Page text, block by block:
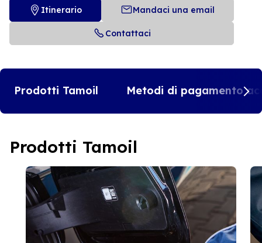
Itinerario Mandaci una email
Contattaci
Prodotti Tamoil Metodi di pagamento
Prodotti Tamoil